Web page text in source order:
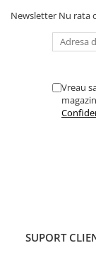
Newsletter Nu rata
Vreau
SUPORT